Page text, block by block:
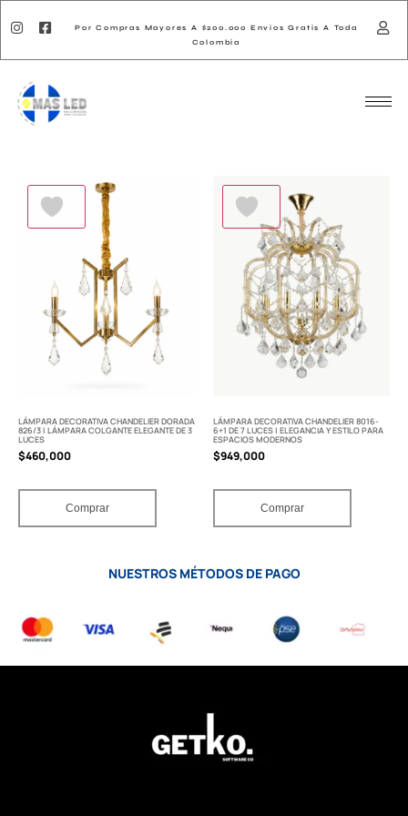
Por Compras Mayores A $200.000 Envios Gratis A Toda
Colombia
LÁMPARA DECORATIVA CHANDELIER DORADA
826/3 | LÁMPARA COLGANTE ELEGANTE DE 3
LUCES
$460,000
Comprar
LÁMPARA DECORATIVA CHANDELIER 8016-
6+1 DE 7 LUCES | ELEGANCIA Y ESTILO PARA
ESPACIOS MODERNOS
$949,000
Comprar
NUESTROS MÉTODOS DE PAGO